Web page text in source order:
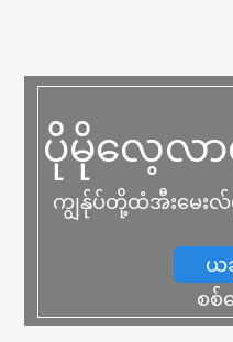
ပိုမိုလေ့လာ
ကျွန်ုပ်တို့ထံအီးမေးလ်
ယ
စစ်